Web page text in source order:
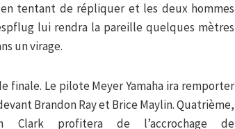
tentant de répliquer et les deux hommes
lui rendra la pareille quelques mètres
un virage.
finale. Le pilote Meyer Yamaha ira remporter
Brandon Ray et Brice Maylin. Quatrième,
Clark profitera de l’accrochage de